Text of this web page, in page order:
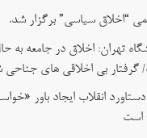
“اخلاق سیاسی” برگزار شد.
تهران: اخلاق در جامعه به
بی اخلاقی های جناحی
انقلاب ایجاد باور
است